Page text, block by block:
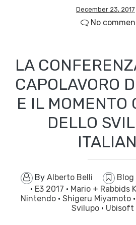
December 23, 2017
No
LA
CAPOLAVORO
E IL MOMENTO
DELLO
By Alberto Belli Blog
· E3 2017 · Mario + Rabbids
Nintendo · Shigeru Miyamoto ·
Svilupo · Ubisoft